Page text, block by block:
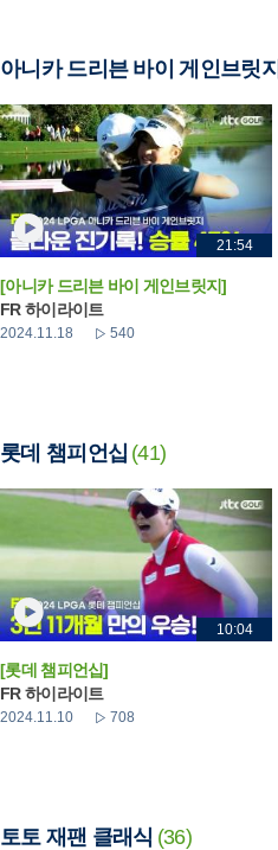
아니카 드리븐 바이 게인브릿지
21:54
[아니카 드리븐 바이 게인브릿지]
FR 하이라이트
2024.11.18 540
롯데 챔피언십 (41)
10:04
[롯데 챔피언십]
FR 하이라이트
2024.11.10 708
토토 재팬 클래식 (36)